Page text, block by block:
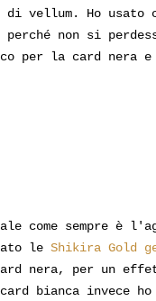
vellum. Ho usato
non si
per la card nera
come sempre è
le Shikira Gold
nera, per un
bianca invece